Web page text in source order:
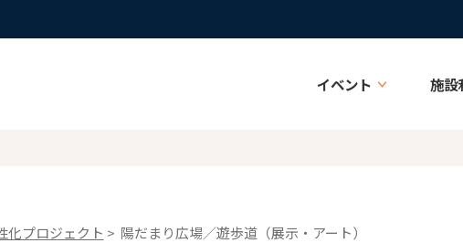
イベント 施設
化プロジェクト > 陽だまり広場／遊歩道（展示・アート）